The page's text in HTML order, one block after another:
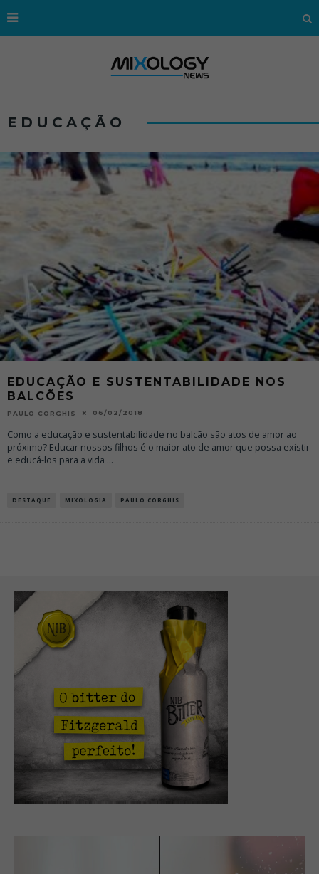
EDUCAÇÃO
EDUCAÇÃO E SUSTENTABILIDADE NOS
BALCÕES
PAULO CORGHIS 06/02/2018
Como a educação e sustentabilidade no balcão são atos de amor ao
próximo? Educar nossos filhos é o maior ato de amor que possa existir
e educá-los para a vida ...
DESTAQUE MIXOLOGIA PAULO CORGHIS